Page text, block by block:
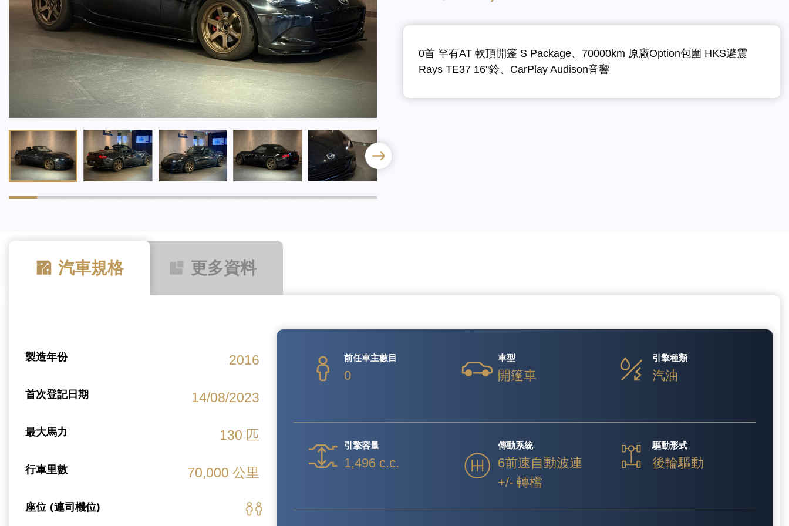
0首 罕有AT 軟頂開篷 S Package、70000km 原廠Option包圍 HKS避震
Rays TE37 16"鈴、CarPlay Audison音響
汽車規格 更多資料
製造年份 2016
首次登記日期 14/08/2023
最大馬力 130 匹
行車里數 70,000 公里
座位 (連司機位)
前任車主數目
0
車型
開篷車
引擎種類
汽油
引擎容量
1,496 c.c.
傳動系統
6前速自動波連
+/- 轉檔
驅動形式
後輪驅動